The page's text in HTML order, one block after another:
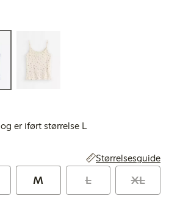
er iført størrelse L
Størrelsesguide
M L XL